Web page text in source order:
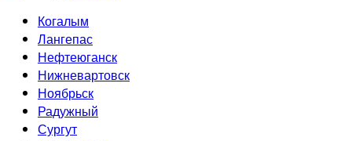
Когалым
Лангепас
Нефтеюганск
Нижневартовск
Ноябрьск
Радужный
Сургут